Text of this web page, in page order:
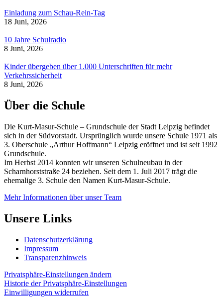
Einladung zum Schau-Rein-Tag
18 Juni, 2026
10 Jahre Schulradio
8 Juni, 2026
Kinder übergeben über 1.000 Unterschriften für mehr
Verkehrssicherheit
8 Juni, 2026
Über die Schule
Die Kurt-Masur-Schule – Grundschule der Stadt Leipzig befindet
sich in der Südvorstadt. Ursprünglich wurde unsere Schule 1971 als
3. Oberschule „Arthur Hoffmann“ Leipzig eröffnet und ist seit 1992
Grundschule.
Im Herbst 2014 konnten wir unseren Schulneubau in der
Scharnhorststraße 24 beziehen. Seit dem 1. Juli 2017 trägt die
ehemalige 3. Schule den Namen Kurt-Masur-Schule.
Mehr Informationen über unser Team
Unsere Links
Datenschutzerklärung
Impressum
Transparenzhinweis
Privatsphäre-Einstellungen ändern
Historie der Privatsphäre-Einstellungen
Einwilligungen widerrufen